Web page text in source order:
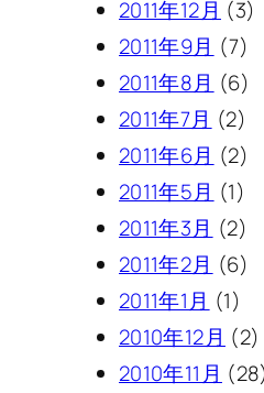
2011年12月 (3)
2011年9月 (7)
2011年8月 (6)
2011年7月 (2)
2011年6月 (2)
2011年5月 (1)
2011年3月 (2)
2011年2月 (6)
2011年1月 (1)
2010年12月 (2)
2010年11月